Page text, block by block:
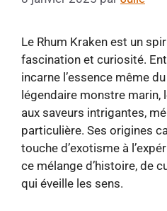
Le Rhum Kraken est un
fascination et curiosité.
incarne l’essence même
légendaire monstre marin,
aux saveurs intrigantes,
particulière. Ses origines
touche d’exotisme à
ce mélange d’histoire, de
qui éveille les sens.